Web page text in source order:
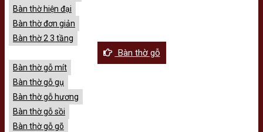
Bàn thờ hiện đại
Bàn thờ đơn giản
Bàn thờ 2 3 tầng
Bàn thờ gỗ
Bàn thờ gỗ mít
Bàn thờ gỗ gụ
Bàn thờ gỗ hương
Bàn thờ gỗ sồi
Bàn thờ gỗ gõ